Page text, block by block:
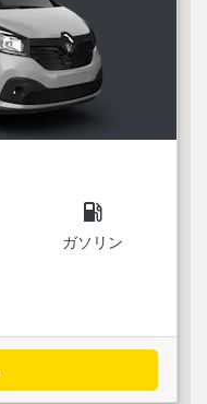
local_gas_station
ガソリン